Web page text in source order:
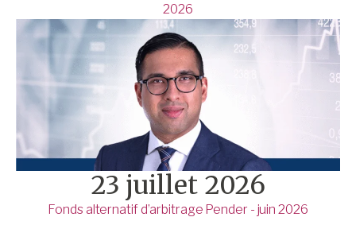
2026
23 juillet 2026
Fonds alternatif d’arbitrage Pender - juin 2026